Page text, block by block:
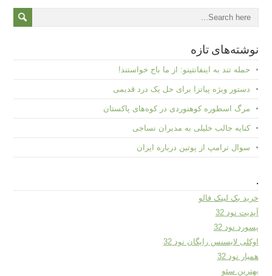
نوشته‌های تازه
حمله تند به اینفانتینو: از ما باج خواستند!
دستور ویژه پیاتزا برای حل یک درد قدیمی
مرگ اسطوره کوهنوردی در کوه‌های پاکستان
کنایه جالب خلیلی به مدیران نساجی
سوال ترامپ از پوتین درباره ایران
.
خرید بک لینک فالو
آپدیت نود 32
پسورد نود 32
اوکلی لایسنس رایگان نود 32
همیار نود 32
بهترین سئو